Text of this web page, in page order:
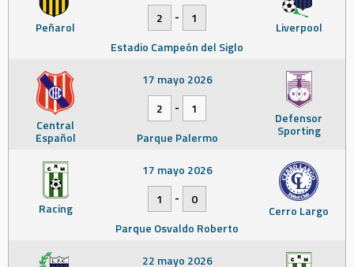
Peñarol Liverpool
2
-
1
Estadio Campeón del Siglo
Central
Español
Defensor
Sporting
17 mayo 2026
2
-
1
Parque Palermo
Racing Cerro Largo
17 mayo 2026
1
-
0
Parque Osvaldo Roberto
22 mayo 2026